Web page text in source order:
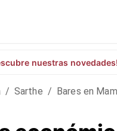
nuestras
/ Sarthe / Bares en